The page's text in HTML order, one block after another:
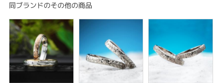
大切な人との「夏の思い出」をこのリングに刻んで…
ふたりで訪れると幸せになれるといわれているハートの形をした島「ハート
アイランド」
そんなロマンティックなストーリーから 「ハートアイランド」が誕生しまし
た。
「相手を思いやる心」「心の絆」で おふたりがいつまでも固い絆で結ばれま
同ブランドのその他の商品